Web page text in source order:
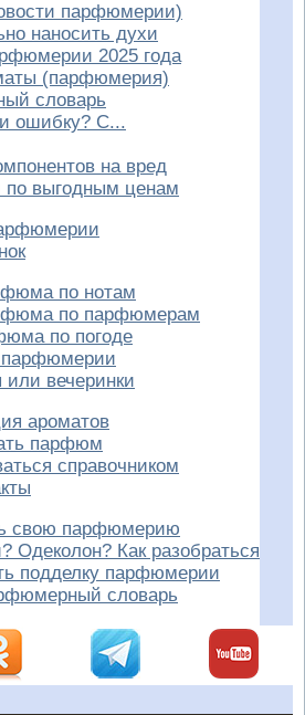
парфюмерии)
наносить духи
2025 года
(парфюмерия)
словарь
ошибку? С...
на вред
по выгодным ценам
по нотам
по парфюмерам
по погоде
вечеринки
ароматов
парфюм
справочником
свою парфюмерию
Одеколон? Как разобраться
подделку парфюмерии
словарь